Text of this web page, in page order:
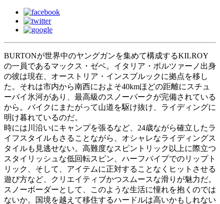
BURTONが世界中のヤングガンを集めて構成するKILROY
の一員であるマックス・ゼベ。イタリア・ボルツァーノ出身
の彼は現在、オーストリア・インスブルックに拠点を移し
た。それは市内から南西におよそ40kmほどの距離にスチュ
ーバイ氷河があり、最高級のスノーパークが完備されている
から。バイクにまたがって山道を駆け抜け、ライディングに
明け暮れているのだ。
時には川沿いにキャンプを張るなど、24歳ながら確立したラ
イフスタイルもさることながら、オシャレなライディングス
タイルも見逃せない。高難度なスピントリック以上に際立つ
スタイリッシュな低回転スピン、ハーフパイプでのリップト
リック、そして、アイテムに正対することなくヒットさせる
遊び方など、クリエイティブかつスムースな滑りが魅力だ。
スノーボーダーとして、このような生活に憧れを抱くのでは
ないか。国境を越えて移住するハードルは高いかもしれない